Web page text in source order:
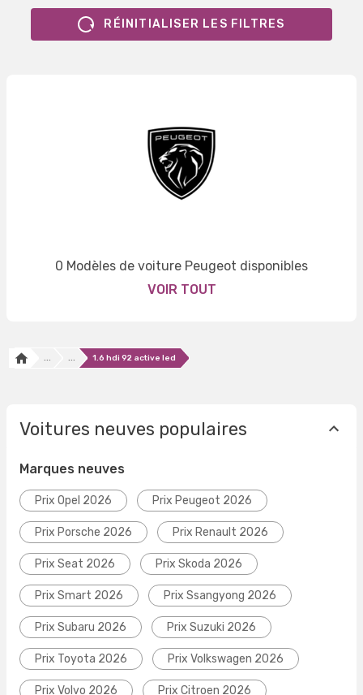
RÉINITIALISER LES FILTRES
0 Modèles de voiture Peugeot disponibles
VOIR TOUT
... ... 1.6 hdi 92 active led
Voitures neuves populaires
Marques neuves
Prix Opel 2026 Prix Peugeot 2026
Prix Porsche 2026 Prix Renault 2026
Prix Seat 2026 Prix Skoda 2026
Prix Smart 2026 Prix Ssangyong 2026
Prix Subaru 2026 Prix Suzuki 2026
Prix Toyota 2026 Prix Volkswagen 2026
Prix Volvo 2026 Prix Citroen 2026